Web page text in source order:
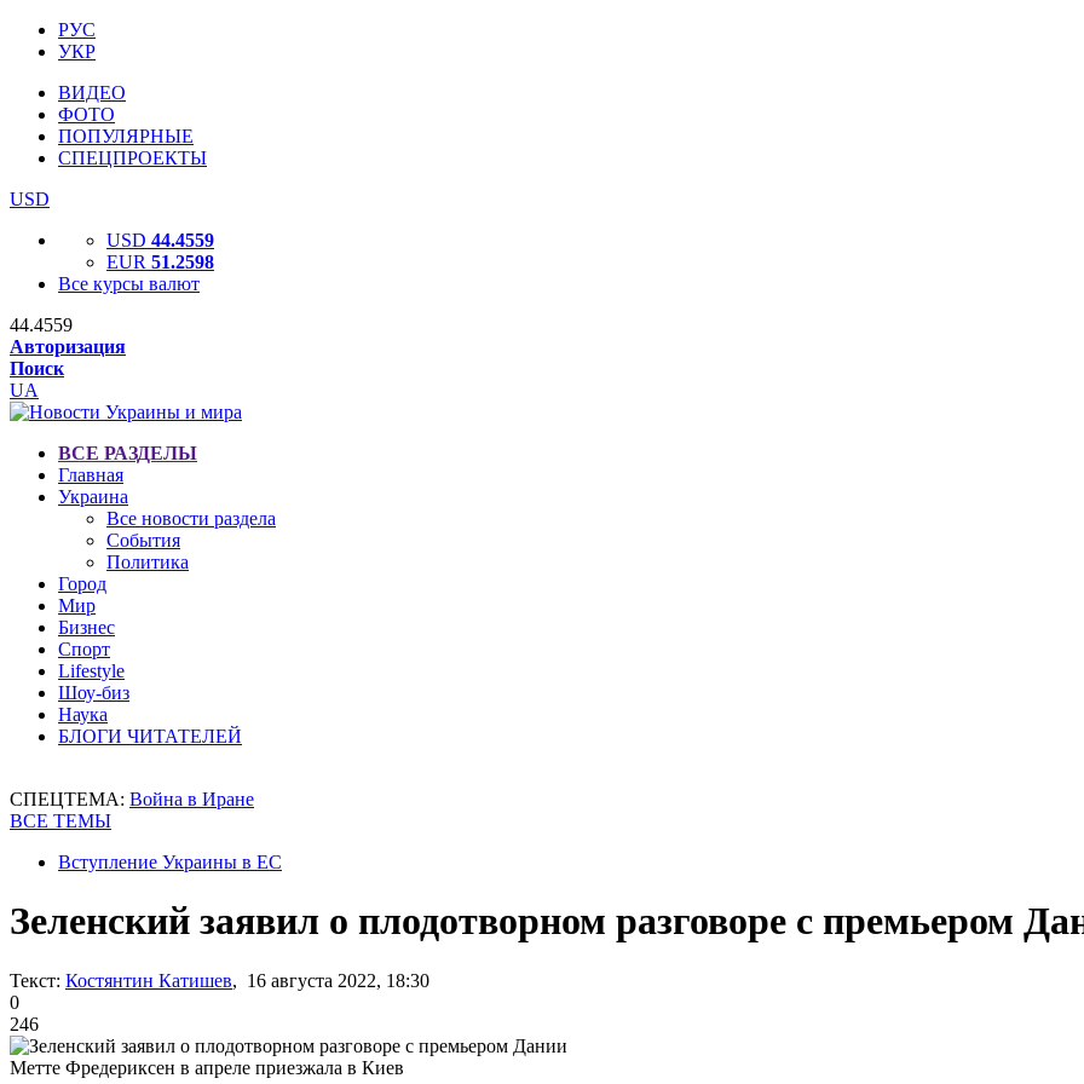
РУС
УКР
ВИДЕО
ФОТО
ПОПУЛЯРНЫЕ
СПЕЦПРОЕКТЫ
USD
USD 44.4559
EUR 51.2598
Все курсы валют
44.4559
Авторизация
Поиск
UA
ВСЕ РАЗДЕЛЫ
Главная
Украина
Все новости раздела
События
Политика
Город
Мир
Бизнес
Спорт
Lifestyle
Шоу-биз
Наука
БЛОГИ ЧИТАТЕЛЕЙ
СПЕЦТЕМА: Война в Иране
ВСЕ ТЕМЫ
Вступление Украины в ЕС
Зеленский заявил о плодотворном разговоре с премьером
Текст: Костянтин Катишев, 16 августа 2022, 18:30
0
246
Метте Фредериксен в апреле приезжала в Киев